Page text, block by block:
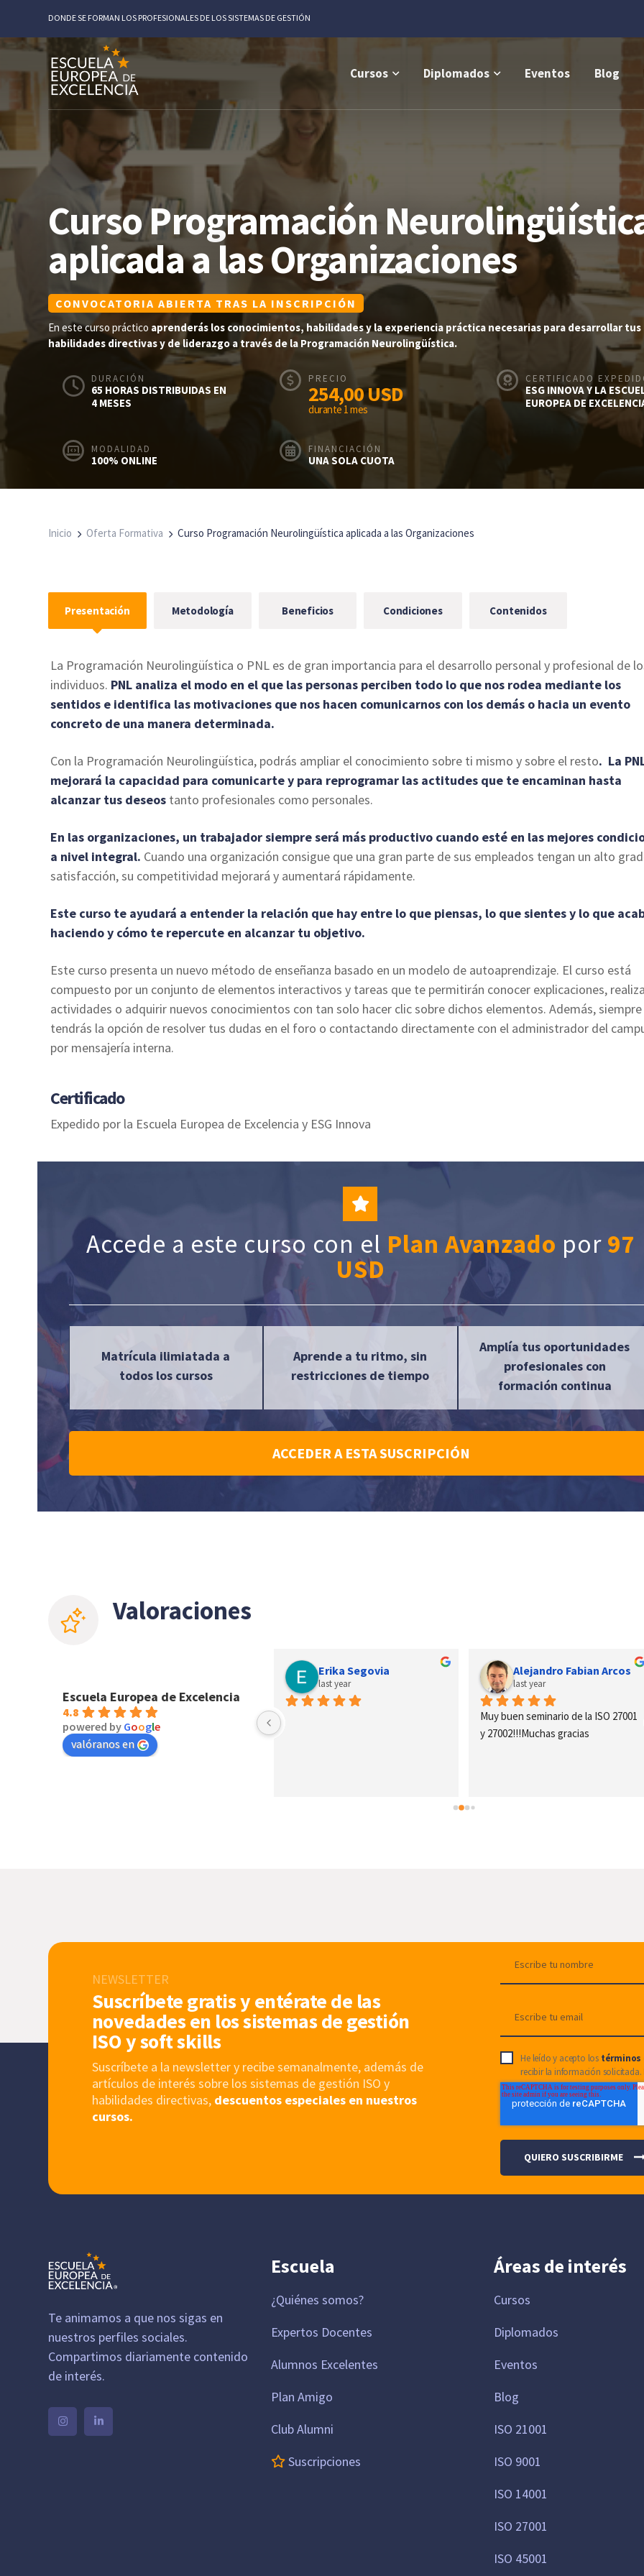
DONDE SE FORMAN LOS PROFESIONALES DE LOS SISTEMAS DE GESTIÓN
Cursos Diplomados Eventos Blog
Curso Programación
aplicada a las Organizaciones
CONVOCATORIA ABIERTA TRAS LA INSCRIPCIÓN
En este curso práctico aprenderás los conocimientos, habilidades y la experiencia práctica necesarias para desarrollar tus
habilidades directivas y de liderazgo a través de la Programación Neurolingüística.
DURACIÓN
65 HORAS DISTRIBUIDAS EN
4 MESES
PRECIO
254,00USD
durante 1 mes
CERTIFICADO
ESG INNOVA Y LA
EUROPEA DE
MODALIDAD
100% ONLINE
FINANCIACIÓN
UNA SOLA CUOTA
Inicio Oferta Formativa Curso Programación Neurolingüística aplicada a las Organizaciones
Presentación Metodología Beneficios Condiciones Contenidos
La Programación Neurolingüística o PNL es de gran importancia para el desarrollo personal y profesional de
individuos. PNL analiza el modo en el que las personas perciben todo lo que nos rodea mediante los
sentidos e identifica las motivaciones que nos hacen comunicarnos con los demás o hacia un evento
concreto de una manera determinada.
Con la Programación Neurolingüística, podrás ampliar el conocimiento sobre ti mismo y sobre el resto. La
mejorará la capacidad para comunicarte y para reprogramar las actitudes que te encaminan hasta
alcanzar tus deseos tanto profesionales como personales.
En las organizaciones, un trabajador siempre será más productivo cuando esté en las mejores
a nivel integral. Cuando una organización consigue que una gran parte de sus empleados tengan un alto
satisfacción, su competitividad mejorará y aumentará rápidamente.
Este curso te ayudará a entender la relación que hay entre lo que piensas, lo que sientes y lo que
haciendo y cómo te repercute en alcanzar tu objetivo.
Este curso presenta un nuevo método de enseñanza basado en un modelo de autoaprendizaje. El curso está
compuesto por un conjunto de elementos interactivos y tareas que te permitirán conocer explicaciones,
actividades o adquirir nuevos conocimientos con tan solo hacer clic sobre dichos elementos. Además, siempre
tendrás la opción de resolver tus dudas en el foro o contactando directamente con el administrador del
por mensajería interna.
Certificado
Expedido por la Escuela Europea de Excelencia y ESG Innova
Accede a este curso con el Plan Avanzado por 97
USD
Matrícula ilimiatada a
todos los cursos
Aprende a tu ritmo, sin
restricciones de tiempo
Amplía tus oportunidades
profesionales con
formación continua
ACCEDER A ESTA SUSCRIPCIÓN
Valoraciones
Escuela Europea de Excelencia
4.8
powered by Google
valóranos en
Erika Segovia
last year
Alejandro Fabian Arcos
last year
Muy buen seminario de la ISO 27001
y 27002!!!Muchas gracias
NEWSLETTER
Suscríbete gratis y entérate de las
novedades en los sistemas de gestión
ISO y soft skills
Suscríbete a la newsletter y recibe semanalmente, además de
artículos de interés sobre los sistemas de gestión ISO y
habilidades directivas, descuentos especiales en nuestros
cursos.
He leído y acepto los términos
recibir la información solicitada.
Te animamos a que nos sigas en
nuestros perfiles sociales.
Compartimos diariamente contenido
de interés.
Escuela
¿Quiénes somos?
Expertos Docentes
Alumnos Excelentes
Plan Amigo
Club Alumni
Suscripciones
Áreas de interés
Cursos
Diplomados
Eventos
Blog
ISO 21001
ISO 9001
ISO 14001
ISO 27001
ISO 45001